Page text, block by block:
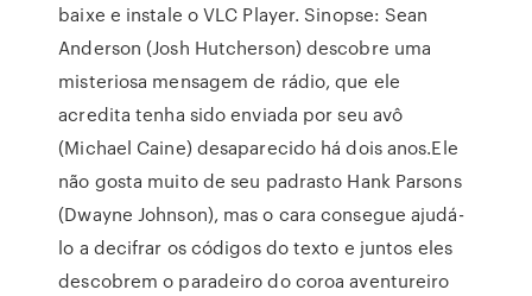
baixe e instale o VLC Player. Sinopse: Sean
Anderson (Josh Hutcherson) descobre uma
misteriosa mensagem de rádio, que ele
acredita tenha sido enviada por seu avô
(Michael Caine) desaparecido há dois anos.Ele
não gosta muito de seu padrasto Hank Parsons
(Dwayne Johnson), mas o cara consegue ajudá-
lo a decifrar os códigos do texto e juntos eles
descobrem o paradeiro do coroa aventureiro